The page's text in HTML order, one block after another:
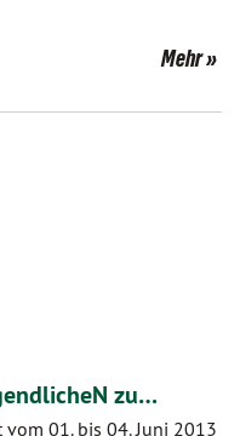
Mehr
zu…
01. bis 04. Juni 2013